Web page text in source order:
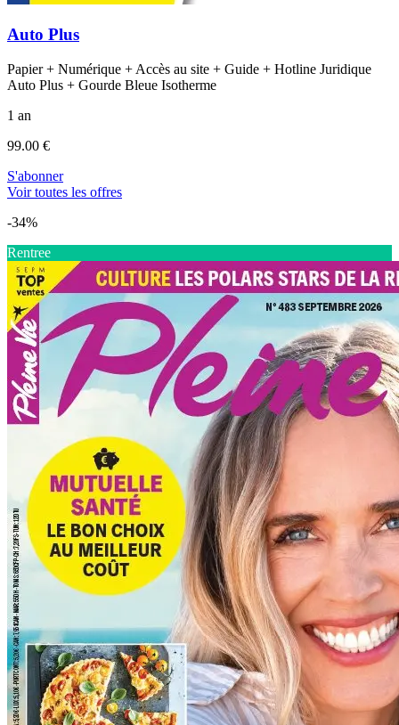
Auto Plus
Papier + Numérique + Accès au site + Guide + Hotline Juridique
Auto Plus + Gourde Bleue Isotherme
1 an
99.00 €
S'abonner
Voir toutes les offres
-34%
Rentree